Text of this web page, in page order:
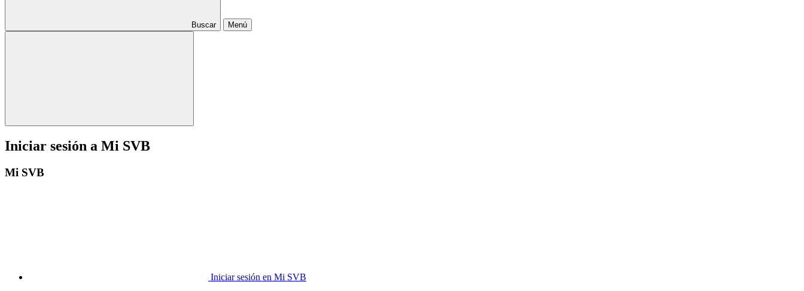
Buscar Menú
Iniciar sesión a Mi SVB
Mi SVB
Iniciar sesión en Mi SVB